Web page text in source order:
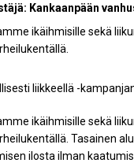
Kankaanpään
ikäihmisille sekä
liikkeellä -
ikäihmisille sekä
Tasainen
ilosta ilman